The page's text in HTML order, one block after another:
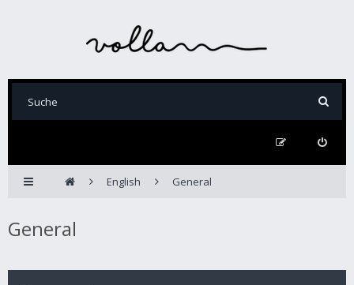
English General
General